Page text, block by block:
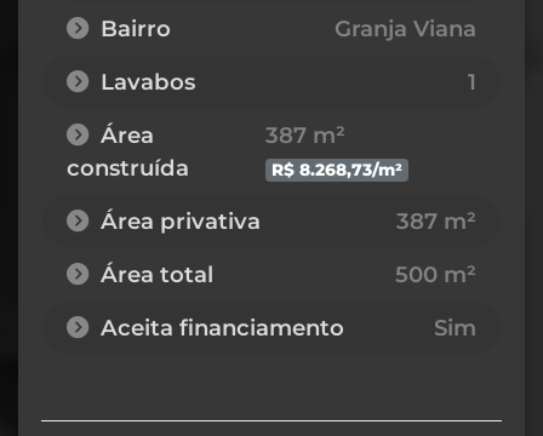
Bairro
Granja Viana
Lavabos
1
Área
construída
387 m²
R$ 8.268,73/m²
Área privativa
387 m²
Área total
500 m²
Aceita financiamento
Sim